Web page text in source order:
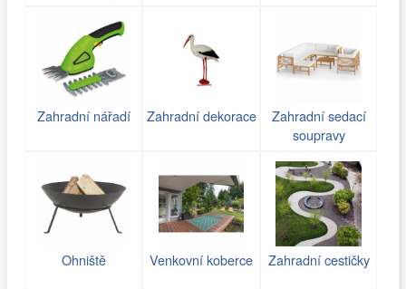
Zahradní nářadí Zahradní dekorace
Zahradní sedací
soupravy
Ohniště Venkovní koberce Zahradní cestičky